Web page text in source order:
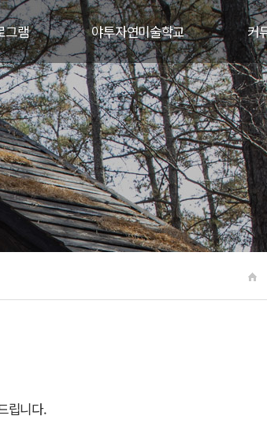
그램
의 집
지던스
젝트
야투자연미술학교
교육/체험 프로그램
꿈다락 토요문화학교
커
공
주
포
동영
아
립니다.